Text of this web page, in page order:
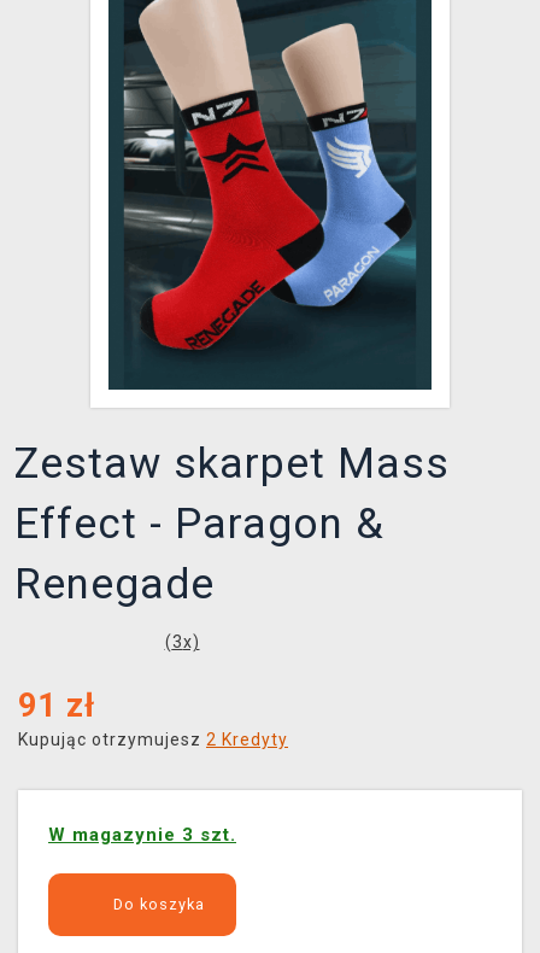
XZONE KLUB
Zestaw skarpet Mass
Effect - Paragon &
Renegade
(3x)
91 zł
Kupując otrzymujesz 2 Kredyty
W magazynie 3 szt.
Do koszyka